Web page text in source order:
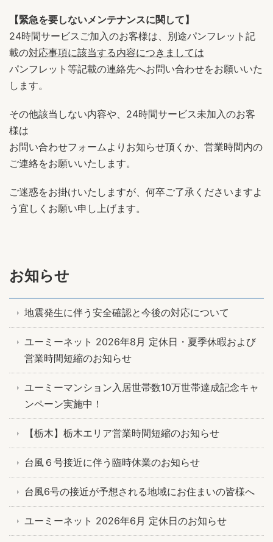
【緊急を要しないメンテナンスに関して】
24時間サービスご加入のお客様は、別途パンフレット記
載の対応事項に該当する内容につきましては
パンフレット等記載の連絡先へお問い合わせをお願いいた
します。
その他該当しない内容や、24時間サービス未加入のお客
様は
お問い合わせフォームよりお知らせ頂くか、営業時間内の
ご連絡をお願いいたします。
ご迷惑をお掛けいたしますが、何卒ご了承くださいますよ
う宜しくお願い申し上げます。
お知らせ
地震発生に伴う安全確認と今後の対応について
ユーミーネット 2026年8月 定休日・夏季休暇および
営業時間短縮のお知らせ
ユーミーマンション入居世帯数10万世帯達成記念キャ
ンペーン実施中！
【栃木】栃木エリア営業時間短縮のお知らせ
台風６号接近に伴う臨時休業のお知らせ
台風6号の接近が予想される地域にお住まいの皆様へ
ユーミーネット 2026年6月 定休日のお知らせ